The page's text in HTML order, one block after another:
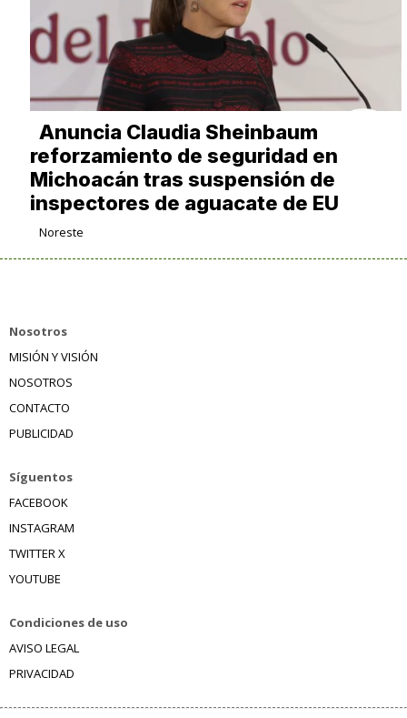
Anuncia Claudia Sheinbaum
reforzamiento de seguridad en
Michoacán tras suspensión de
inspectores de aguacate de EU
Noreste
Nosotros
MISIÓN Y VISIÓN
NOSOTROS
CONTACTO
PUBLICIDAD
Síguentos
FACEBOOK
INSTAGRAM
TWITTER X
YOUTUBE
Condiciones de uso
AVISO LEGAL
PRIVACIDAD